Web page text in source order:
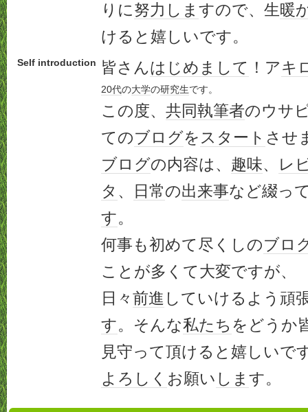
りに努力 しま すので、生暖
けると嬉しいです。
Self introduction 皆さんはじめまして ！アキ
20代の大学の研究生です。
この度、 共同執筆者のウサ
てのブログをスタート させ
ブログの内容は、 趣味、
レ
タ 、 日常の出来事など綴っ
す。
何事も初めて尽くしのブロ
ことが多くて大変ですが、
日々前進 していけるよう頑
す。そんな私たち をどうか
見守って頂けると嬉しいで
よろしく お願い しま す。